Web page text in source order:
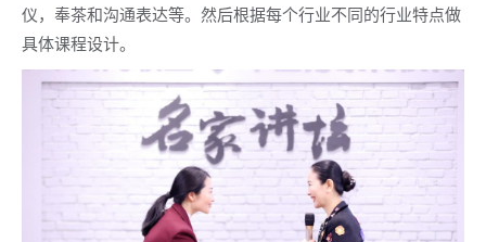
仪，奉茶和沟通表达等。然后根据每个行业不同的行业特点做
具体课程设计。